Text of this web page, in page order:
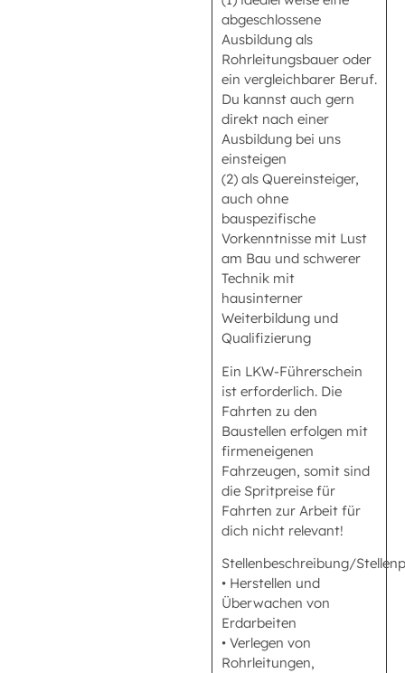
abgeschlossene
Ausbildung als
Rohrleitungsbauer oder
ein vergleichbarer Beruf.
Du kannst auch gern
direkt nach einer
Ausbildung bei uns
einsteigen
(2) als Quereinsteiger,
auch ohne
bauspezifische
Vorkenntnisse mit Lust
am Bau und schwerer
Technik mit
hausinterner
Weiterbildung und
Qualifizierung
Ein LKW-Führerschein
ist erforderlich. Die
Fahrten zu den
Baustellen erfolgen mit
firmeneigenen
Fahrzeugen, somit sind
die Spritpreise für
Fahrten zur Arbeit für
dich nicht relevant!
Stellenbeschreibung/
• Herstellen und
Überwachen von
Erdarbeiten
• Verlegen von
Rohrleitungen,